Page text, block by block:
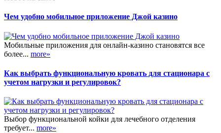
Чем удобно мобильное приложение Джой казино
Мобильные приложения для онлайн-казино становятся все
более... more»
Как выбрать функциональную кровать для стационара с
учетом нагрузки и регулировок?
Выбор функциональной койки для лечебного отделения
требует... more»